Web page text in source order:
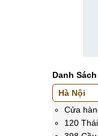
Danh
Cửa
120